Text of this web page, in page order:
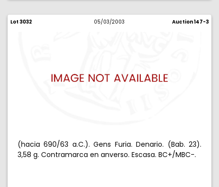
Lot 3032 05/03/2003 Auction 147-3
(hacia 690/63 a.C.). Gens Furia. Denario. (Bab. 23).
3,58 g. Contramarca en anverso. Escasa. BC+/MBC-.